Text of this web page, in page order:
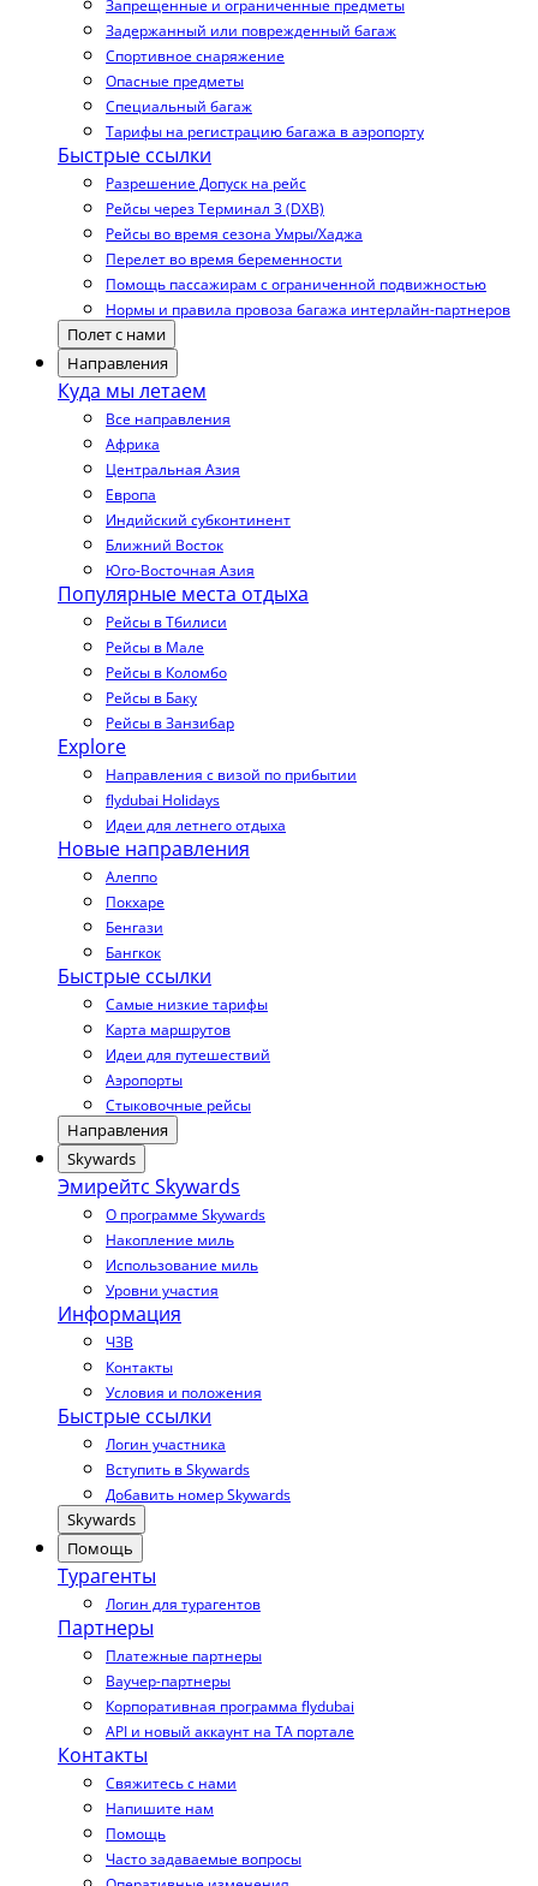
Запрещенные и ограниченные предметы
Задержанный или поврежденный багаж
Спортивное снаряжение
Опасные предметы
Специальный багаж
Тарифы на регистрацию багажа в аэропорту
Быстрые ссылки
Разрешение Допуск на рейс
Рейсы через Терминал 3 (DXB)
Рейсы во время сезона Умры/Хаджа
Перелет во время беременности
Помощь пассажирам с ограниченной подвижностью
Нормы и правила провоза багажа интерлайн-партнеров
Полет с нами
Направления
Куда мы летаем
Все направления
Африка
Центральная Азия
Европа
Индийский субконтинент
Ближний Восток
Юго-Восточная Азия
Популярные места отдыха
Рейсы в Тбилиси
Рейсы в Мале
Рейсы в Коломбо
Рейсы в Баку
Рейсы в Занзибар
Explore
Направления с визой по прибытии
flydubai Holidays
Идеи для летнего отдыха
Новые направления
Алеппо
Покхаре
Бенгази
Бангкок
Быстрые ссылки
Самые низкие тарифы
Карта маршрутов
Идеи для путешествий
Аэропорты
Стыковочные рейсы
Направления
Skywards
Эмирейтс Skywards
О программе Skywards
Накопление миль
Использование миль
Уровни участия
Информация
ЧЗВ
Контакты
Условия и положения
Быстрые ссылки
Логин участника
Вступить в Skywards
Добавить номер Skywards
Skywards
Помощь
Турагенты
Логин для турагентов
Партнеры
Платежные партнеры
Ваучер-партнеры
Корпоративная программа flydubai
API и новый аккаунт на TA портале
Контакты
Свяжитесь с нами
Напишите нам
Помощь
Часто задаваемые вопросы